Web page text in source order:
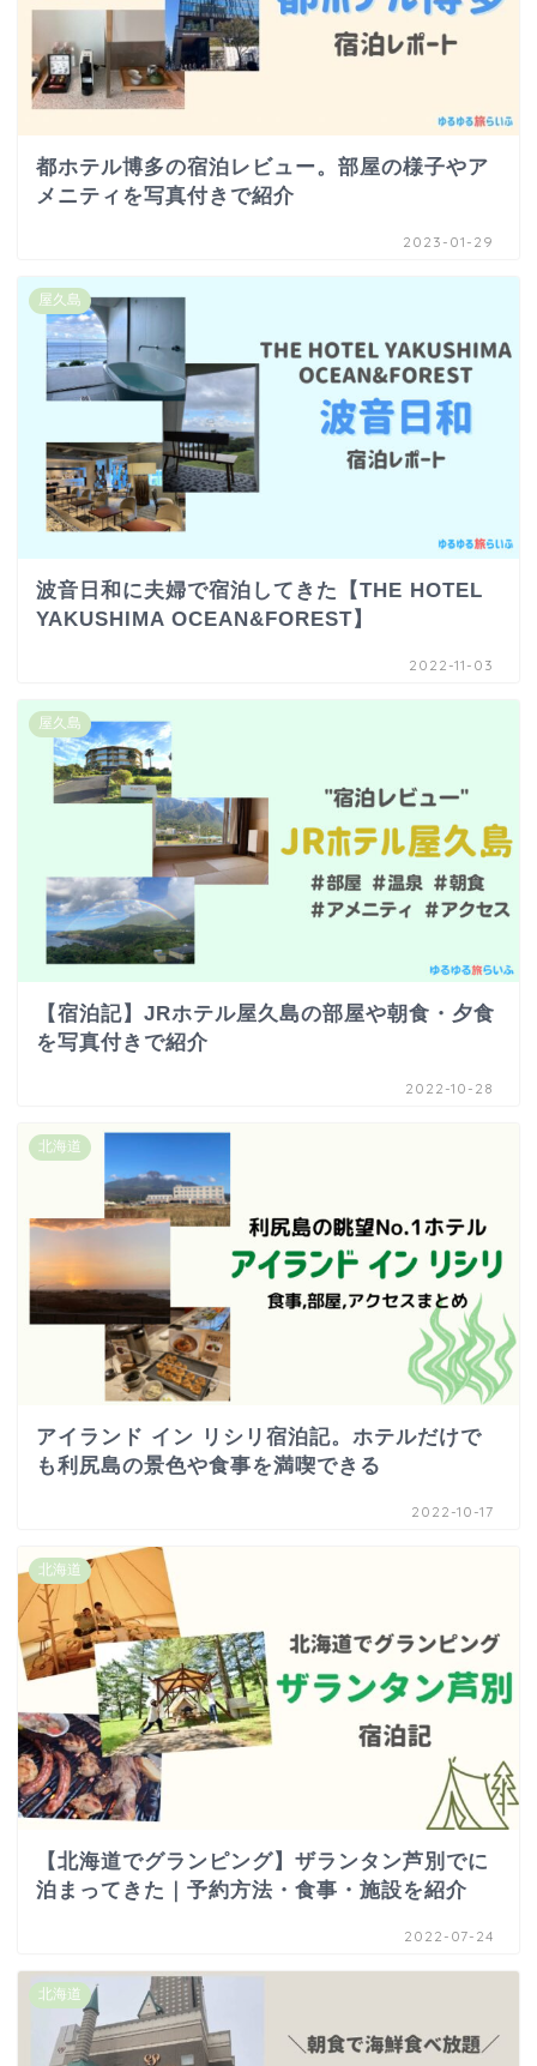
都ホテル博多の宿泊レビュー。部屋の様子やア
メニティを写真付きで紹介
2023-01-29
屋久島
波音日和に夫婦で宿泊してきた【THE HOTEL
YAKUSHIMA OCEAN&FOREST】
2022-11-03
屋久島
【宿泊記】JRホテル屋久島の部屋や朝食・夕食
を写真付きで紹介
2022-10-28
北海道
アイランド イン リシリ宿泊記。ホテルだけで
も利尻島の景色や食事を満喫できる
2022-10-17
北海道
【北海道でグランピング】ザランタン芦別でに
泊まってきた｜予約方法・食事・施設を紹介
2022-07-24
北海道